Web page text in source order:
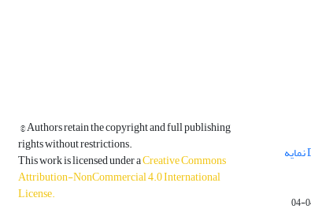
مجله فیزیک زمین و فضا در پایگاه بین المللی DOAJ نمایه
© Authors retain the copyright and full publishing
rights without restrictions.
This work is licensed under aCreative Commons
Attribution-NonCommercial 4.0 International
License.